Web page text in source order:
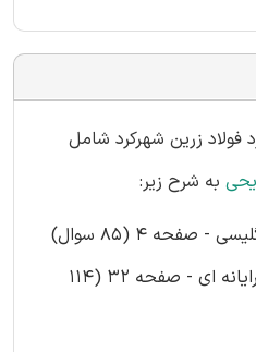
فولاد زرین شهرکرد شامل
به شرح زیر:
- صفحه 4 (85 سوال)
سوالات دانش رایانه ای - صفحه 32 (114